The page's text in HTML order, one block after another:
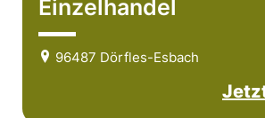
Einzelhandel
96487 Dörfles-Esbach